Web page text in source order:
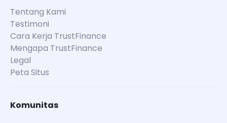
Tentang Kami
Testimoni
Cara Kerja TrustFinance
Mengapa TrustFinance
Legal
Peta Situs
Komunitas